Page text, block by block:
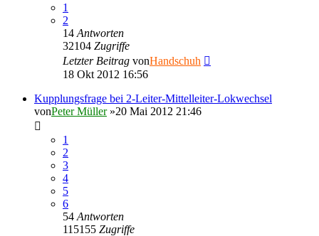
1
2
14 Antworten
32104 Zugriffe
Letzter Beitrag vonHandschuh
18 Okt 2012 16:56
Kupplungsfrage bei 2-Leiter-Mittelleiter-Lokwechsel
vonPeter Müller»20 Mai 2012 21:46
1
2
3
4
5
6
54 Antworten
115155 Zugriffe